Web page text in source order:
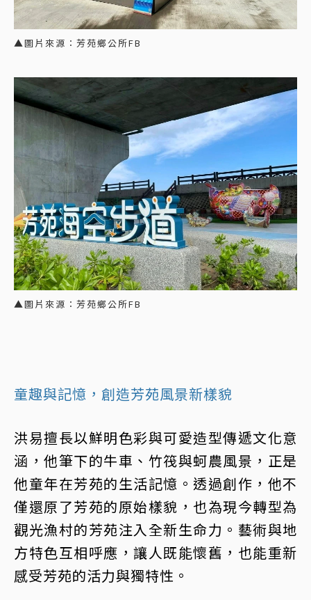
▲圖片來源：芳苑鄉公所FB
▲圖片來源：芳苑鄉公所FB
童趣與記憶，創造芳苑風景新樣貌
洪易擅長以鮮明色彩與可愛造型傳遞文化意
涵，他筆下的牛車、竹筏與蚵農風景，正是
他童年在芳苑的生活記憶。透過創作，他不
僅還原了芳苑的原始樣貌，也為現今轉型為
觀光漁村的芳苑注入全新生命力。藝術與地
方特色互相呼應，讓人既能懷舊，也能重新
感受芳苑的活力與獨特性。